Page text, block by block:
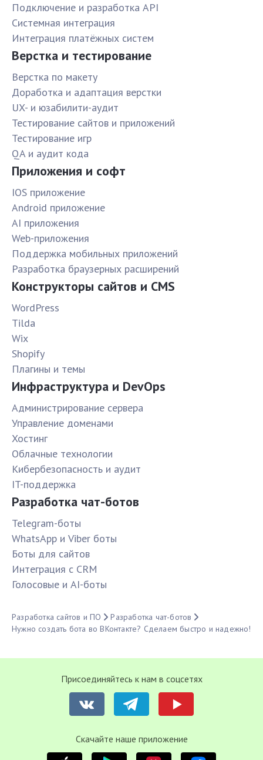
Подключение и разработка API
Системная интеграция
Интеграция платёжных систем
Верстка и тестирование
Верстка по макету
Доработка и адаптация верстки
UX- и юзабилити-аудит
Тестирование сайтов и приложений
Тестирование игр
QA и аудит кода
Приложения и софт
IOS приложение
Android приложение
AI приложения
Web-приложения
Поддержка мобильных приложений
Разработка браузерных расширений
Конструкторы сайтов и CMS
WordPress
Tilda
Wix
Shopify
Плагины и темы
Инфраструктура и DevOps
Администрирование сервера
Управление доменами
Хостинг
Облачные технологии
Кибербезопасность и аудит
IT-поддержка
Разработка чат-ботов
Telegram-боты
WhatsApp и Viber боты
Боты для сайтов
Интеграция с CRM
Голосовые и AI-боты
Разработка сайтов и ПО
Разработка чат-ботов
Нужно создать бота во ВКонтакте? Сделаем быстро и надежно!
Присоединяйтесь к нам в соцсетях
Cкачайте наше приложение